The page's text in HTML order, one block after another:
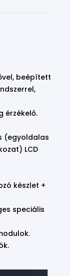
beépített
érzékelő.
(egyoldalas
LCD
készlet +
speciális